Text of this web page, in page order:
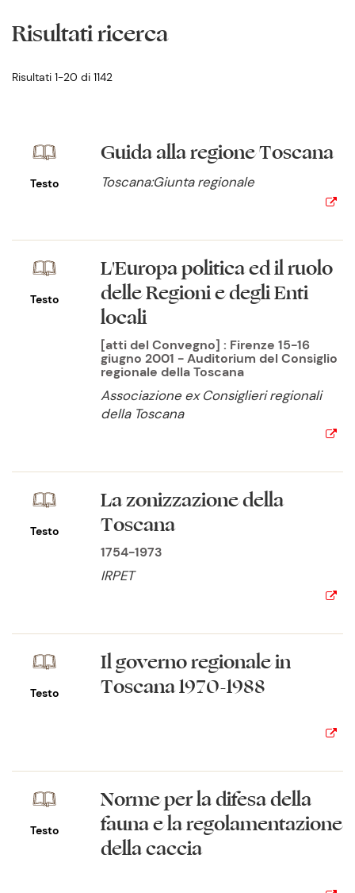
Risultati ricerca
Risultati 1-20 di 1142
Testo
Guida alla regione Toscana
Toscana:Giunta regionale
Testo
L'Europa politica ed il ruolo
delle Regioni e degli Enti
locali
[atti del Convegno] : Firenze 15-16
giugno 2001 - Auditorium del Consiglio
regionale della Toscana
Associazione ex Consiglieri regionali
della Toscana
Testo
La zonizzazione della
Toscana
1754-1973
IRPET
Testo
Il governo regionale in
Toscana 1970-1988
Testo
Norme per la difesa della
fauna e la regolamentazione
della caccia